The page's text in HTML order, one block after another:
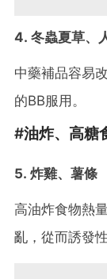
4. 冬蟲夏草、
中藥補品容易
的BB服用。
#油炸、高糖
5. 炸雞、薯條
高油炸食物熱
亂，從而誘發性